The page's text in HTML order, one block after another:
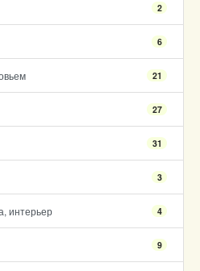
2
6
21
27
31
3
интерьер 4
9